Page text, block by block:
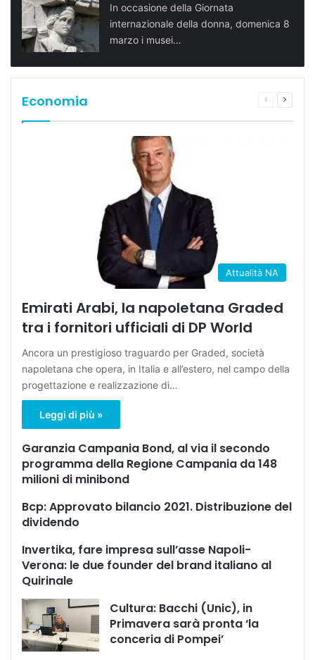
In occasione della Giornata
internazionale della donna, domenica 8
marzo i musei…
Economia
Pagina
Attualità NA
Emirati Arabi, la napoletana Graded
tra i fornitori ufficiali di DP World
Ancora un prestigioso traguardo per Graded, società
napoletana che opera, in Italia e all’estero, nel campo della
progettazione e realizzazione di…
Leggi di più »
Garanzia Campania Bond, al via il secondo
programma della Regione Campania da 148
milioni di minibond
Bcp: Approvato bilancio 2021. Distribuzione del
dividendo
Invertika, fare impresa sull’asse Napoli-
Verona: le due founder del brand italiano al
Quirinale
Cultura: Bacchi (Unic), in
Primavera sarà pronta ‘la
conceria di Pompei’